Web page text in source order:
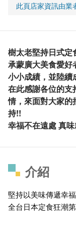
此頁店家資訊由業
樹太老堅持日式定
承蒙廣大美食愛好
小小成績，並陸續
在此感謝各位的支
情，來面對大家的
持!!
幸福不在遠處 真
介紹
堅持以美味傳遞幸
全台日本定食狂潮